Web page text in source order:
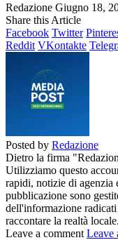
Redazione Giugno 18,
Share this Article
Facebook Twitter
Reddit VKontakte
Posted by Redazione
Dietro la firma
Utilizziamo questo
rapidi, notizie di agenzia
pubblicazione sono
dell'informazione
raccontare la realtà locale.
Leave a comment Leave